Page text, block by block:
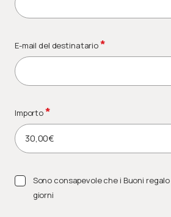
E-mail del destinatario*
Importo*
Sono consapevole che i Buoni
giorni